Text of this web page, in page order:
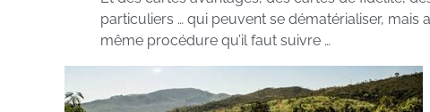
particuliers … qui peuvent se dématérialiser, mais
même procédure qu’il faut suivre …